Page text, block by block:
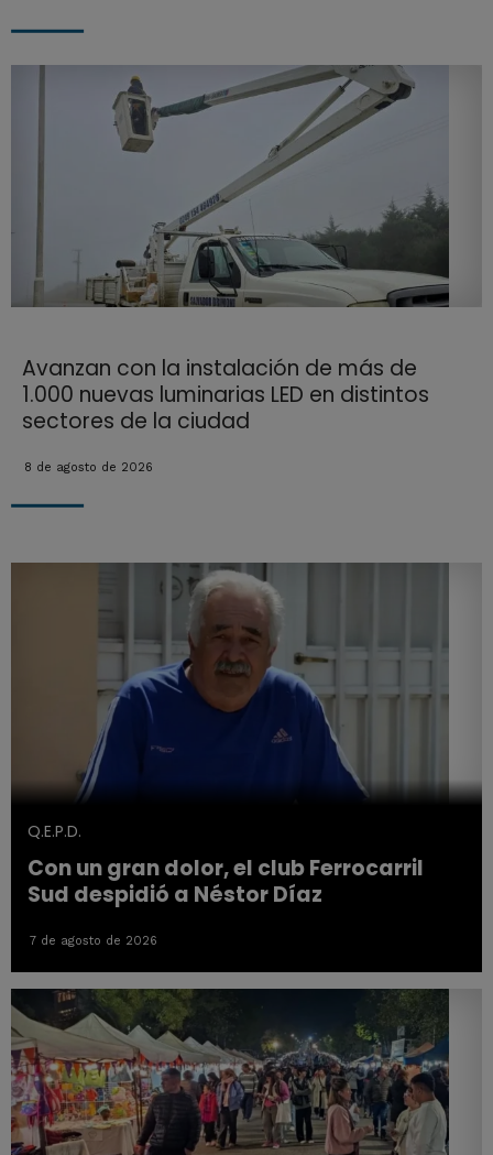
Avanzan con la instalación de más de
1.000 nuevas luminarias LED en distintos
sectores de la ciudad
8 de agosto de 2026
Q.E.P.D.
Con un gran dolor, el club Ferrocarril
Sud despidió a Néstor Díaz
7 de agosto de 2026